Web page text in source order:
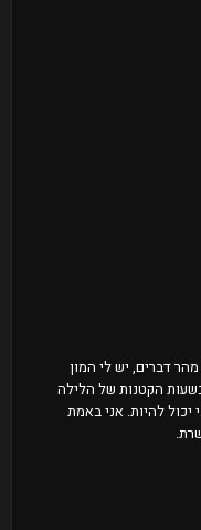
מהר דברים, יש לי המון
הקטנות של הלילה
יכול להיות. אני באמת